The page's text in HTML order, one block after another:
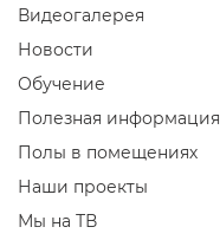
Видеогалерея
Новости
Обучение
Полезная информация
Полы в помещениях
Наши проекты
Мы на ТВ